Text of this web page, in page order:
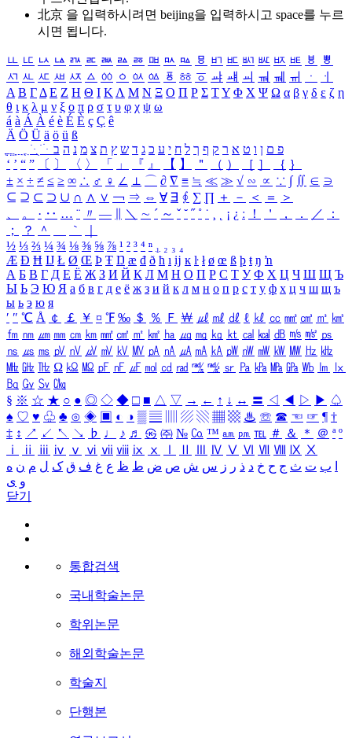
北京 을 입력하시려면 beijing을 입력하시고 space를 누르
시면 됩니다.
ㅥ ㅦ ㅧ ㅨ ㅩ ㅪ ㅫ ㅬ ㅭ ㅮ ㅯ ㅰ ㅱ ㅲ ㅳ ㅴ ㅵ ㅶ ㅷ ㅸ
ㅹ
ㅺ ㅻ ㅼ ㅽ ㅾ ㅿ ㆀ ㆁ ㆂ ㆃ ㆄ ㆅ ㆆ ㆇ ㆈ ㆉ ㆊ ㆋ ㆌ ㆍ
ㆎ
Α Β ΓΔ Ε Ζ Η Θ Ι ΚΛ Μ Ν Ξ Ο Π Ρ Σ ΤΥ Φ Χ Ψ Ω α β γ δ ε ζ η
θ ι κ λ μ ν ξ ο π ρ σ τ υ φ χ ψ ω
á à Á À é è É È ç Ç ê
Ä Ö Ü ä ö ü ß
ִֶֹ ֻּ ׁׂ פ ם ן ו ט א ר ק ף ך ל ח י ע כ ג ד ש ץ ת צ מ נ ה ב
‘ ’ “ ” 〔 〕 〈 〉 「 」 『 』 【 】 ＂ （ ） ［ ］ ｛ ｝
± × ÷ ≠ ≤ ≥ ∞ ∴ ♂ ♀ ∠ ⊥ ⌒ ∂ ∇ ≡ ≒ ≪ ≫ √ ∽ ∝ ∵ ∫ ∬ ∈ ∋
⊆ ⊇ ⊂ ⊃ ∪ ∩ ∧ ∨ ￢ ⇒ ⇔ ∀ ∃ ∮ ∑ ∏ ＋ － ＜ ＝
＞
、
。 · ‥ … ¨ 〃 ― ＼ ∼ ´ ～ ˇ ˘ ˝ ˚ ˙ ¸ ¡ ¿ ː ！ ＇ ， ． ／
：
；
？ ＾ ｀
½ ⅓ ⅔ ¼ ¾ ⅛ ⅜ ⅝ ⅞ ¹ ² ³ ⁴ ⁿ ₁ ₂ ₃ ₄
Æ Ð Ħ Ĳ Ł Ø Œ Þ Ŧ Ŋ æ đ ð ħ ı ĳ ĸ ŀ ł ø œ ß þ ŧ ŋ ŉ
А Б В Г Д Е Ё Ж З И Й К Л М Н О П Р С Т У Ф Х Ц Ч Ш Щ Ъ
Ы Ь Э Ю Я а б в г д е ё ж з и й к л м н о п р с т у ф х ц ч ш щ ъ
ы ь э ю я
′ ″ ℃ Å ￠ ￡ ￥ ¤ ℉ ‰ ＄ ％ Ｆ ￦ ㎕ ㎖ ㎗ ℓ ㎘ ㏄ ㎣ ㎤ ㎥ ㎦
㎙ ㎚ ㎛ ㎜ ㎝ ㎞ ㎟ ㎠ ㎡ ㎢ ㏊ ㎍ ㎎ ㎏ ㏏ ㎈ ㎉ ㏈ ㎧ ㎨ ㎰
㎱ ㎲ ㎳ ㎴ ㎵ ㎶ ㎷ ㎸ ㎹ ㎀ ㎁ ㎂ ㎃ ㎄ ㎺ ㎻ ㎽ ㎾ ㎿ ㎐ ㎑
㎒ ㎓ ㎔ Ω ㏀ ㏁ ㎊ ㎋ ㎌ ㏖ ㏅ ㎭ ㎮ ㎯ ㏛ ㎩ ㎪ ㎫ ㎬ ㏝ ㏐
㏓
㏃ ㏉ ㏜ ㏆
§ ※ ☆ ★ ○ ● ◎ ◇ ◆ □ ■ △ ▽ → ← ↑ ↓ ↔ 〓 ◁ ◀ ▷ ▶ ♤
♠ ♡ ♥ ♧ ♣ ⊙ ◈ ▣ ◐ ◑ ▒ ▤ ▨ ▧ ▦ ▩ ♨ ☏ ☎ ☜ ☞ ¶ †
‡ ↕ ↗ ↙ ↖ ↘ ♭ ♩ ♪ ♬ ㉿ ㈜ № ㏇ ™ ㏂ ㏘ ℡ ＃ ＆ ＊ ＠ ª º
ⅰ
ⅱ ⅲ ⅳ ⅴ ⅵ ⅶ ⅷ ⅸ ⅹ Ⅳ Ⅴ Ⅵ Ⅶ Ⅷ Ⅸ Ⅹ
ب ت ث ج ح خ د ذ ر ز س ش ص ض ط ظ ع غ ف ق ک ل م ن ه
و ی
닫기
통합검색
국내학술논문
학위논문
해외학술논문
학술지
단행본